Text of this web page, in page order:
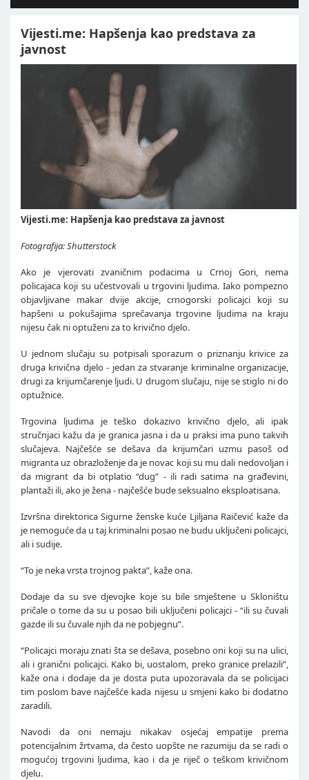
Vijesti.me: Hapšenja kao predstava za
javnost
Vijesti.me: Hapšenja kao predstava za javnost
Fotografija: Shutterstock
Ako je vjerovati zvaničnim podacima u Crnoj Gori, nema
policajaca koji su učestvovali u trgovini ljudima. Iako pompezno
objavljivane makar dvije akcije, crnogorski policajci koji su
hapšeni u pokušajima sprečavanja trgovine ljudima na kraju
nijesu čak ni optuženi za to krivično djelo.
U jednom slučaju su potpisali sporazum o priznanju krivice za
druga krivična djelo - jedan za stvaranje kriminalne organizacije,
drugi za krijumčarenje ljudi. U drugom slučaju, nije se stiglo ni do
optužnice.
Trgovina ljudima je teško dokazivo krivično djelo, ali ipak
stručnjaci kažu da je granica jasna i da u praksi ima puno takvih
slučajeva. Najčešće se dešava da krijumčari uzmu pasoš od
migranta uz obrazloženje da je novac koji su mu dali nedovoljan i
da migrant da bi otplatio “dug” - ili radi satima na građevini,
plantaži ili, ako je žena - najčešće bude seksualno eksploatisana.
Izvršna direktorica Sigurne ženske kuće Ljiljana Raičević kaže da
je nemoguće da u taj kriminalni posao ne budu uključeni policajci,
ali i sudije.
“To je neka vrsta trojnog pakta”, kaže ona.
Dodaje da su sve djevojke koje su bile smještene u Skloništu
pričale o tome da su u posao bili uključeni policajci - “ili su čuvali
gazde ili su čuvale njih da ne pobjegnu”.
“Policajci moraju znati šta se dešava, posebno oni koji su na ulici,
ali i granični policajci. Kako bi, uostalom, preko granice prelazili”,
kaže ona i dodaje da je dosta puta upozoravala da se policijaci
tim poslom bave najčešće kada nijesu u smjeni kako bi dodatno
zaradili.
Navodi da oni nemaju nikakav osjećaj empatije prema
potencijalnim žrtvama, da često uopšte ne razumiju da se radi o
mogućoj trgovini ljudima, kao i da je riječ o teškom krivičnom
djelu.